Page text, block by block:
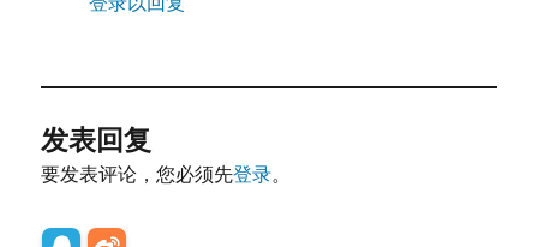
发表回复
要发表评论，您必须先登录。